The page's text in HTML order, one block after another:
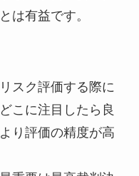
は有益です。
スク評価する際に
こに注目したら良
り評価の精度が高